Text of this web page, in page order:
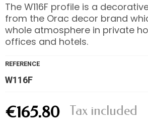
The W116F profile is a
from the Orac decor brand
whole atmosphere in private
offices and hotels.
REFERENCE
W116F
€165.80 Tax included